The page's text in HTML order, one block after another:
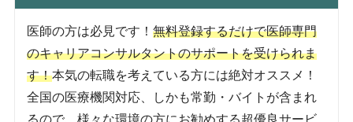
医師の方は必見です！ 無料登録するだけで医師専門
のキャリアコンサルタントのサポートを受けられま
す！本気の転職を考えている方には絶対オススメ！
全国の医療機関対応、しかも常勤・バイトが含まれ
るので、様々な環境の方にお勧めする超優良サービ